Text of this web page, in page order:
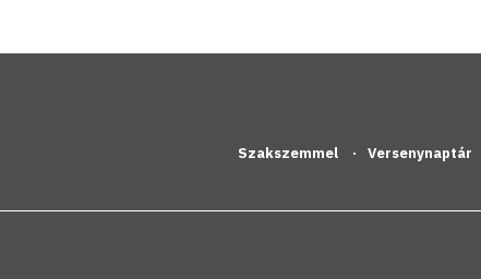
Szakszemmel Versenynaptár